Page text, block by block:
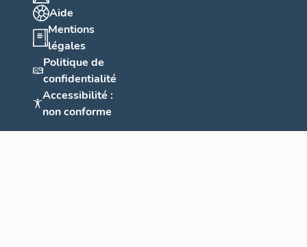
Aide
Mentions
légales
Politique de
confidentialité
Accessibilité :
non conforme